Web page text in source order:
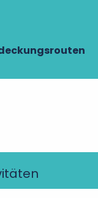
Tag voller
Ausflug
der
odereine
Artikel ein
die
zu werden.
Kokon für
Zeit buchen!